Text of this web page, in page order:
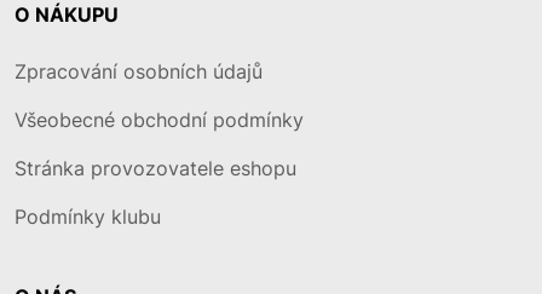
O NÁKUPU
Zpracování osobních údajů
Všeobecné obchodní podmínky
Stránka provozovatele eshopu
Podmínky klubu